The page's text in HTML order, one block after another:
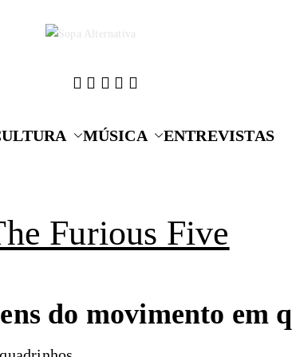
MÚSICA ENTREVISTAS
Furious Five
do movimento em